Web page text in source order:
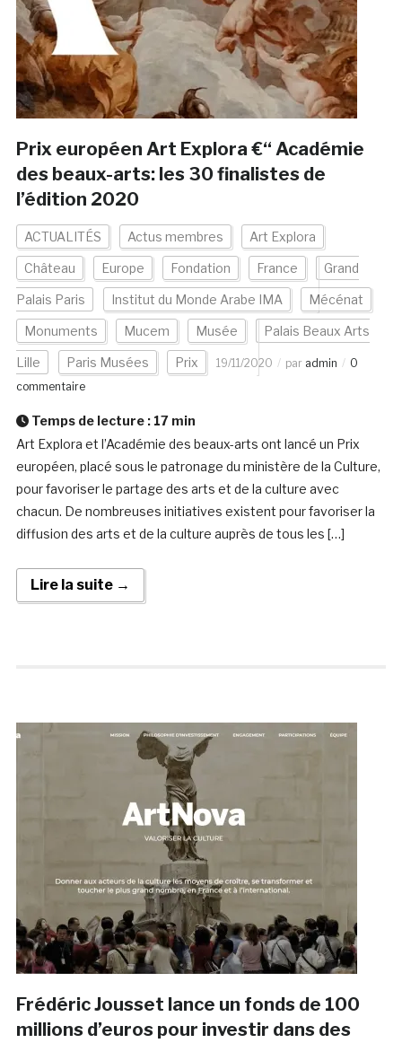
Prix européen Art Explora €“ Académie
des beaux-arts: les 30 finalistes de
l’édition 2020
ACTUALITÉS Actus membres Art Explora
Château Europe Fondation France Grand
Palais Paris Institut du Monde Arabe IMA Mécénat
Monuments Mucem Musée Palais Beaux Arts
Lille Paris Musées Prix 19/11/2020 par admin
0
commentaire
Temps de lecture : 17 min
Art Explora et l’Académie des beaux-arts ont lancé un Prix
européen, placé sous le patronage du ministère de la Culture,
pour favoriser le partage des arts et de la culture avec
chacun. De nombreuses initiatives existent pour favoriser la
diffusion des arts et de la culture auprès de tous les […]
Lire la suite →
Frédéric Jousset lance un fonds de 100
millions d’euros pour investir dans des